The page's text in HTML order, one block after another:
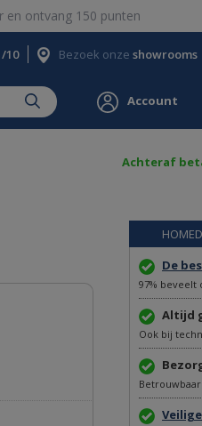
en ontvang 150 punten
10 Bezoek onze showrooms
Account
Achteraf
De
97% beveelt
Altijd
Ook bij